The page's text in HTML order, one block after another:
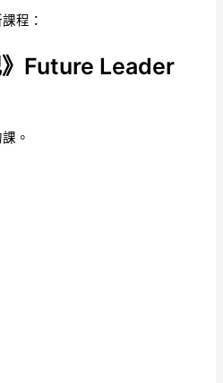
程：
》Future Leader
。